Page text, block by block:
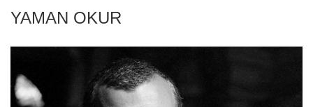
YAMAN OKUR